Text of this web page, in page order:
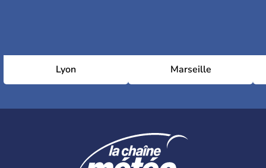
Lyon Marseille